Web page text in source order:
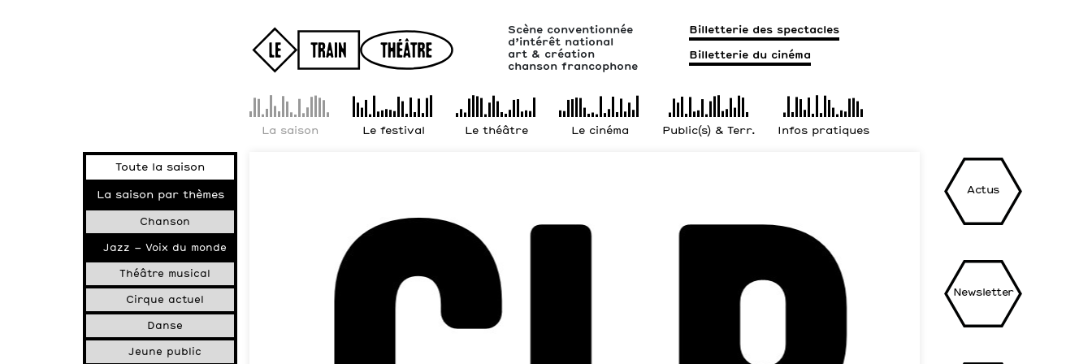
Scène conventionnée
d’intérêt national
art & création
chanson francophone
Billetterie des spectacles
Billetterie du cinéma
La saison Le festival Le théâtre Le cinéma Public(s) & Terr. Infos pratiques
Toute la saison
La saison par thèmes
Chanson
Jazz – Voix du monde
Théâtre musical
Cirque actuel
Danse
Jeune public
Actus
Newsletter